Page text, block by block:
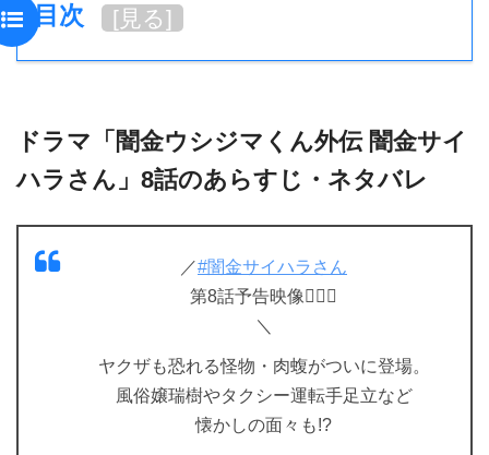
目次 [見る]
ドラマ「闇金ウシジマくん外伝 闇金サイ
ハラさん」8話のあらすじ・ネタバレ
／#闇金サイハラさん
第8話予告映像❤️‍🔥🦏
＼
ヤクザも恐れる怪物・肉蝮がついに登場。
風俗嬢瑞樹やタクシー運転手足立など
懐かしの面々も!?